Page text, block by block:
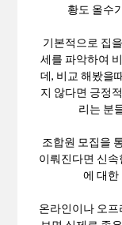
황도 올수
기본적으로 집
세를 파악하여
데, 비교 해봤을
지 않다면 긍정
리는 분
조합원 모집을
이뤄진다면 신
에 대한
온라인이나 오